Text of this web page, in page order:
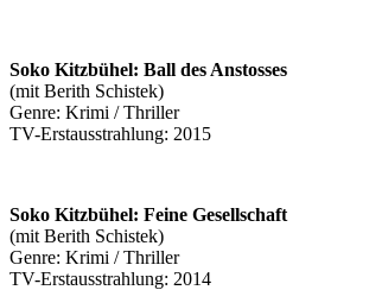
Soko Kitzbühel: Ball des Anstosses
(mit Berith Schistek)
Genre: Krimi / Thriller
TV-Erstausstrahlung: 2015
Soko Kitzbühel: Feine Gesellschaft
(mit Berith Schistek)
Genre: Krimi / Thriller
TV-Erstausstrahlung: 2014